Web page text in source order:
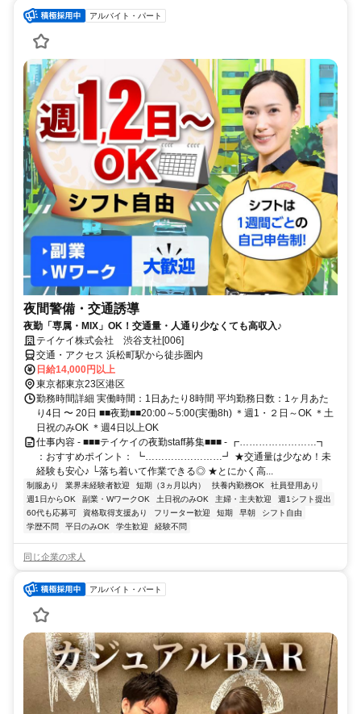
アルバイト・パート
夜間警備・交通誘導
夜勤「専属・MIX」OK！交通量・人通り少なくても高収入♪
テイケイ株式会社 渋谷支社[006]
交通・アクセス 浜松町駅から徒歩圏内
日給14,000円以上
東京都東京23区港区
勤務時間詳細 実働時間：1日あたり8時間 平均勤務日数：1ヶ月あた
り4日 〜 20日 ■■夜勤■■20:00～5:00(実働8h) ＊週1・２日～OK ＊土
日祝のみOK ＊週4日以上OK
仕事内容 - ■■■テイケイの夜勤staff募集■■■ - ┏……………………┓
：おすすめポイント： ┗……………………┛ ★交通量は少なめ！未
経験も安心♪ └落ち着いて作業できる◎ ★とにかく高...
制服あり 業界未経験者歓迎 短期（3ヵ月以内） 扶養内勤務OK
社員登用あり
週1日からOK
副業・WワークOK 土日祝のみOK 主婦・主夫歓迎
週1シフト提出
60代も応募可
資格取得支援あり フリーター歓迎 短期 早朝
シフト自由
学歴不問
平日のみOK 学生歓迎 経験不問
同じ企業の求人
アルバイト・パート